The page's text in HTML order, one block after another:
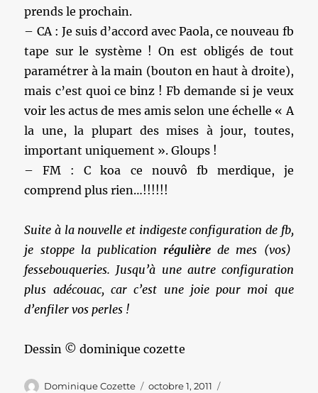
prends le prochain.
– CA : Je suis d’accord avec Paola, ce nouveau fb
tape sur le système ! On est obligés de tout
paramétrer à la main (bouton en haut à droite),
mais c’est quoi ce binz ! Fb demande si je veux
voir les actus de mes amis selon une échelle « A
la une, la plupart des mises à jour, toutes,
important uniquement ». Gloups !
– FM : C koa ce nouvô fb merdique, je
comprend plus rien…!!!!!!
Suite à la nouvelle et indigeste configuration de fb,
je stoppe la publicationrégulière de mes (vos)
fessebouqueries. Jusqu’à une autre configuration
plus adécouac, car c’est une joie pour moi que
d’enfiler vos perles !
Dessin © dominique cozette
Auteur
Dominique Cozette
Publié
octobre 1, 2011